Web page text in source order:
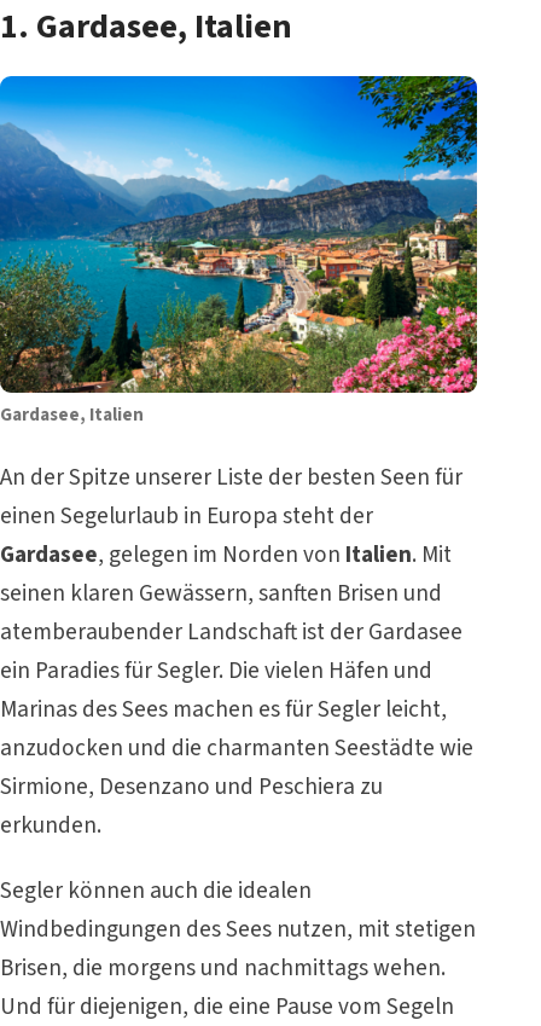
1. Gardasee, Italien
Gardasee, Italien
An der Spitze unserer Liste der besten Seen für
einen Segelurlaub in Europa steht der
Gardasee, gelegen im Norden von Italien. Mit
seinen klaren Gewässern, sanften Brisen und
atemberaubender Landschaft ist der Gardasee
ein Paradies für Segler. Die vielen Häfen und
Marinas des Sees machen es für Segler leicht,
anzudocken und die charmanten Seestädte wie
Sirmione, Desenzano und Peschiera zu
erkunden.
Segler können auch die idealen
Windbedingungen des Sees nutzen, mit stetigen
Brisen, die morgens und nachmittags wehen.
Und für diejenigen, die eine Pause vom Segeln